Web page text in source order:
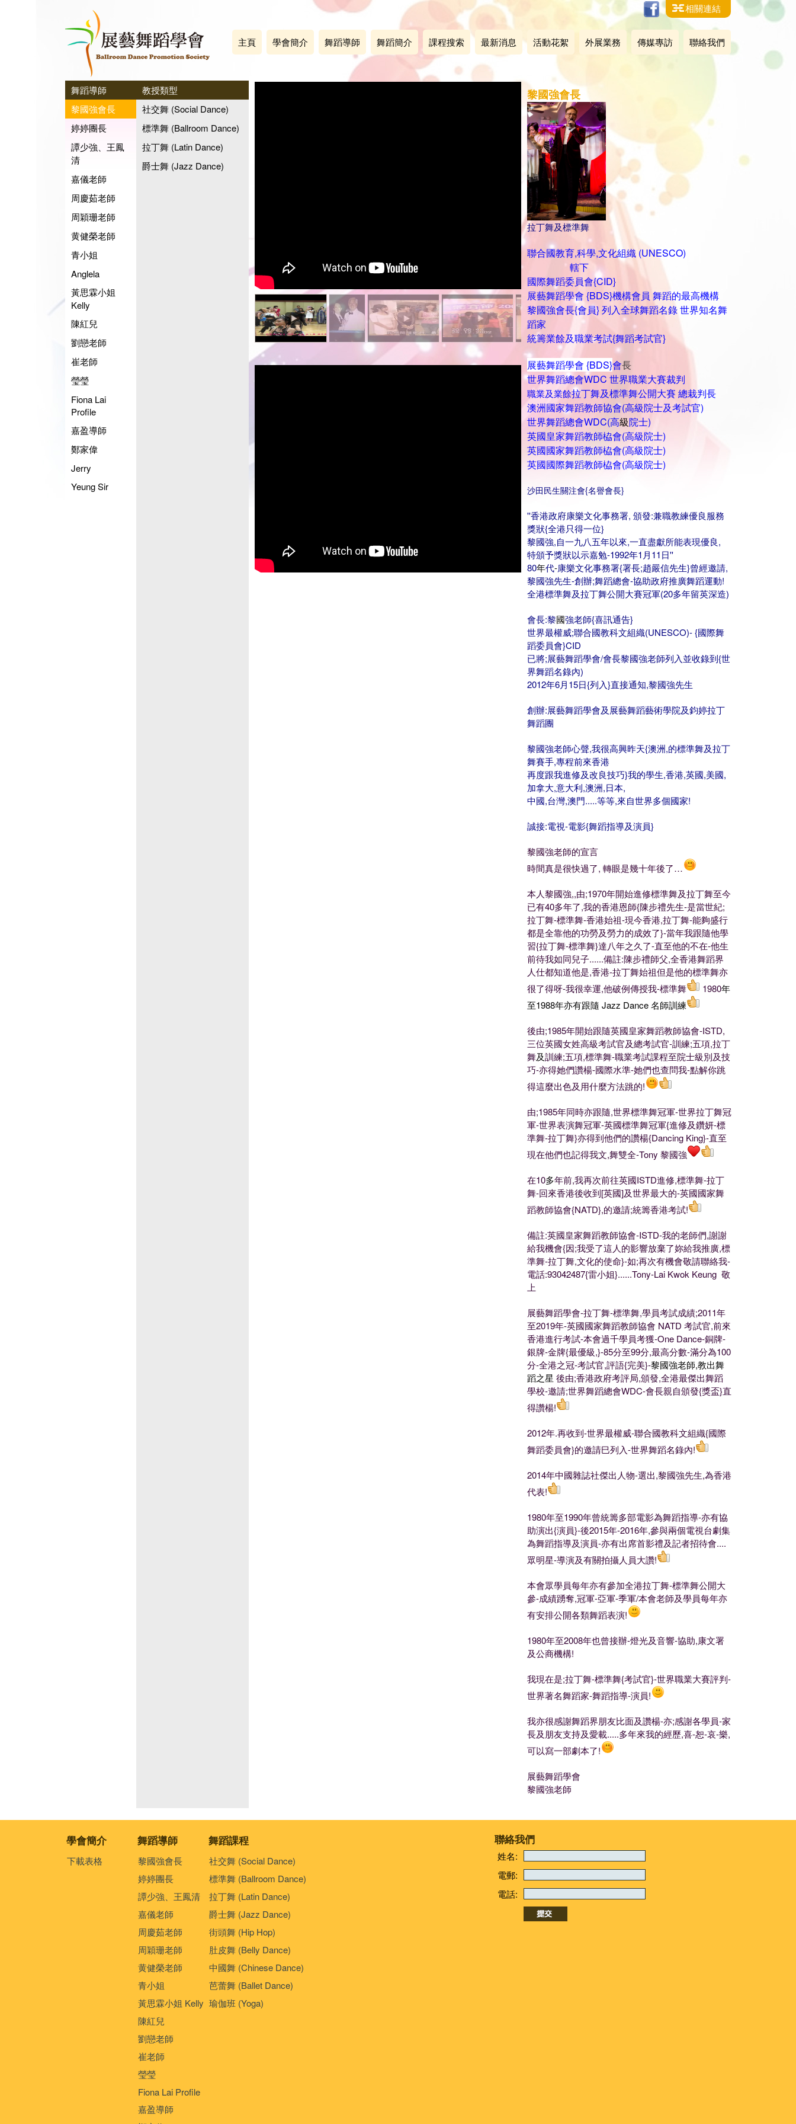
相關連結
主頁 學會簡介 舞蹈導師 舞蹈簡介 課程搜索 最新消息 活動花絮 外展業務 傳媒專訪 聯絡我們
舞蹈導師
黎國強會長
婷婷團長
譚少強、王鳳
清
嘉儀老師
周慶茹老師
周穎珊老師
黄健榮老師
青小姐
Anglela
黃思霖小姐
Kelly
陳紅兒
劉戀老師
崔老師
瑩瑩
Fiona Lai
Profile
嘉盈導師
鄭家偉
Jerry
Yeung Sir
教授類型
社交舞 (Social Dance)
標準舞 (Ballroom Dance)
拉丁舞 (Latin Dance)
爵士舞 (Jazz Dance)
黎國強會長
拉丁舞及標準舞
聯合國教育,科學,文化組織 (UNESCO)
轄下
國際舞蹈委員會{CID}
展藝舞蹈學會 {BDS}機構會員 舞蹈的最高機構
黎國強會長{會員}列入全球舞蹈名錄世界知名舞
蹈家
統籌業餘及職業考試{舞蹈考試官}
展藝舞蹈學會 {BDS}會長
世界舞蹈總會WDC 世界職業大賽裁判
職業及業餘拉丁舞及標準舞公開大賽 總栽判長
澳洲國家舞蹈教師協會(高級院士及考試官)
世界舞蹈總會WDC(高級院士)
英國皇家舞蹈教師栛會(高級院士)
英國國家舞蹈教師栛會(高級院士)
英國國際舞蹈教師栛會(高級院士)
沙田民生關注會{名譽會長}
''香港政府康樂文化事務署, 頒發:兼職教練優良服務
獎狀{全港只得一位}
黎國強,自一九八五年以來,一直盡獻所能表現優良,
特頒予獎狀以示嘉勉-1992年1月11日''
80年代-康樂文化事務署{署長;趙嚴信先生}曾經邀請,
黎國強先生-創辦;舞蹈總會-協助政府推廣舞蹈運動!
全港標準舞及拉丁舞公開大賽冠軍(20多年留英深造)
會長:黎國強老師{喜訊通告}
世界最權威;聯合國教科文組織(UNESCO)- {國際舞
蹈委員會}CID
已將;展藝舞蹈學會/會長黎國強老師列入並收錄到{世
界舞蹈名錄內)
2012年6月15日{列入}直接通知,黎國強先生
創辦:展藝舞蹈學會及展藝舞蹈藝術學院及鈞婷拉丁
舞蹈團
黎國強老師心聲,我很高興昨天{澳洲,的標準舞及拉丁
舞賽手,專程前來香港
再度跟我進修及改良技巧}我的學生,香港,英國,美國,
加拿大,意大利,澳洲,日本,
中國,台灣,澳門.....等等,來自世界多個國家!
誠接:電視-電影{舞蹈指導及演員}
黎國強老師的宣言
時間真是很快過了, 轉眼是幾十年後了…
本人黎國強,,由;1970年開始進修標準舞及拉丁舞至今
已有40多年了,我的香港恩師{陳步禮先生-是當世紀;
拉丁舞-標準舞-香港始祖-現今香港,拉丁舞-能夠盛行
都是全靠他的功勞及勞力的成效了}-當年我跟隨他學
習{拉丁舞-標準舞}達八年之久了-直至他的不在-他生
前待我如同兒子......備註:陳步禮師父,全香港舞蹈界
人仕都知道他是,香港-拉丁舞始祖但是他的標準舞亦
很了得呀-我很幸運,他破例傳授我-標準舞
1980年
至1988年亦有跟隨 Jazz Dance 名師訓練
後由;1985年開始跟隨英國皇家舞蹈教師協會-ISTD,
三位英國女姓高級考試官及總考試官-訓練;五項,拉丁
舞及訓練;五項,標準舞-職業考試課程至院士級別及技
巧-亦得她們讚楊-國際水準-她們也查問我-點解你跳
得這麼出色及用什麼方法跳的!
由;1985年同時亦跟隨,世界標準舞冠軍-世界拉丁舞冠
軍-世界表演舞冠軍-英國標準舞冠軍{進修及鑽妍-標
準舞-拉丁舞}亦得到他們的讚楊{Dancing King}-直至
現在他們也記得我文,舞雙全-Tony 黎國強
在10多年前,我再次前往英國ISTD進修,標準舞-拉丁
舞-回來香港後收到[英國]及世界最大的-英國國家舞
蹈教師協會{NATD},的邀請;統籌香港考試!
備註:英國皇家舞蹈教師協會-ISTD-我的老師們,謝謝
給我機會{因;我受了這人的影響放棄了妳給我推廣,標
準舞-拉丁舞,文化的使命}-如;再次有機會敬請聯絡我-
電話:93042487{雷小姐}......Tony-Lai Kwok Keung 敬
上
展藝舞蹈學會-拉丁舞-標準舞,學員考試成績;2011年
至2019年-英國國家舞蹈教師協會 NATD 考試官,前來
香港進行考試-本會過千學員考獲-One Dance-銅牌-
銀牌-金牌{最優級,}-85分至99分,最高分數-滿分為100
分-全港之冠-考試官,評語{完美}-黎國強老師,教出舞
蹈之星 後由;香港政府考評局,頒發,全港最傑出舞蹈
學校-邀請;世界舞蹈總會WDC-會長親自頒發{獎盃}直
得讚楊!
2012年.再收到-世界最權威-聯合國教科文組織{國際
舞蹈委員會}的邀請巳列入-世界舞蹈名錄內!
2014年中國雜誌社傑出人物-選出,黎國強先生,為香港
代表!
1980年至1990年曾統籌多部電影為舞蹈指導-亦有協
助演出{演員}-後2015年-2016年,參與兩個電視台劇集
為舞蹈指導及演員-亦有出席首影禮及記者招待會....
眾明星-導演及有關拍攝人員大讚!
本會眾學員每年亦有參加全港拉丁舞-標準舞公開大
參-成績踴奪,冠軍-亞軍-季軍/本會老師及學員每年亦
有安排公開各類舞蹈表演!
1980年至2008年也曾接辦-燈光及音響-協助,康文署
及公商機構!
我現在是;拉丁舞-標準舞{考試官}-世界職業大賽評判-
世界著名舞蹈家-舞蹈指導-演員!
我亦很感謝舞蹈界朋友比面及讚楊-亦;感謝各學員-家
長及朋友支持及愛載.....多年來我的經歷,喜-恕-哀-樂,
可以寫一部劇本了!
展藝舞蹈學會
黎國強老師
學會簡介 舞蹈導師 舞蹈課程
下載表格
黎國強會長
婷婷團長
譚少強、王鳳清
嘉儀老師
周慶茹老師
周穎珊老師
黄健榮老師
青小姐
黃思霖小姐 Kelly
陳紅兒
劉戀老師
崔老師
瑩瑩
Fiona Lai Profile
嘉盈導師
社交舞 (Social Dance)
標準舞 (Ballroom Dance)
拉丁舞 (Latin Dance)
爵士舞 (Jazz Dance)
街頭舞 (Hip Hop)
肚皮舞 (Belly Dance)
中國舞 (Chinese Dance)
芭蕾舞 (Ballet Dance)
瑜伽班 (Yoga)
聯絡我們
姓名:
電郵:
電話: